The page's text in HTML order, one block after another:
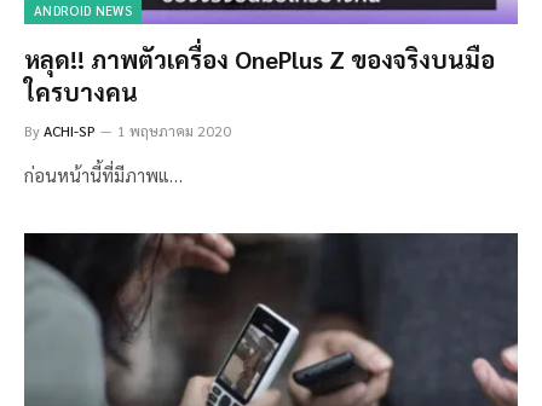
ANDROID NEWS
หลุด!! ภาพตัวเครื่อง OnePlus Z ของจริงบนมือ
ใครบางคน
ByACHI-SP 1 พฤษภาคม 2020
ก่อนหน้านี้ที่มีภาพแ…